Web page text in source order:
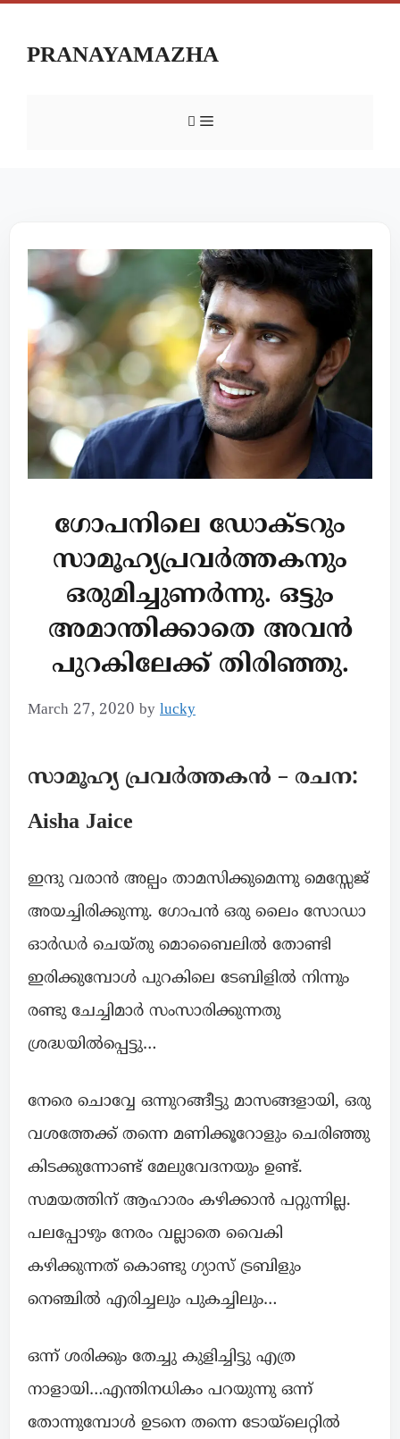
PRANAYAMAZHA
ഗോപനിലെ ഡോക്ടറും
സാമൂഹ്യപ്രവർത്തകനും
ഒരുമിച്ചുണർന്നു. ഒട്ടും
അമാന്തിക്കാതെ അവൻ
പുറകിലേക്ക് തിരിഞ്ഞു.
March 27, 2020 by lucky
സാമൂഹ്യ പ്രവർത്തകൻ – രചന:
Aisha Jaice
ഇന്ദു വരാൻ അല്പം താമസിക്കുമെന്നു മെസ്സേജ്
അയച്ചിരിക്കുന്നു. ഗോപൻ ഒരു ലൈം സോഡാ
ഓർഡർ ചെയ്തു മൊബൈലിൽ തോണ്ടി
ഇരിക്കുമ്പോൾ പുറകിലെ ടേബിളിൽ നിന്നും
രണ്ടു ചേച്ചിമാർ സംസാരിക്കുന്നതു
ശ്രദ്ധയിൽപ്പെട്ടു…
നേരെ ചൊവ്വേ ഒന്നുറങ്ങീട്ടു മാസങ്ങളായി, ഒരു
വശത്തേക്ക് തന്നെ മണിക്കൂറോളും ചെരിഞ്ഞു
കിടക്കുന്നോണ്ട് മേലുവേദനയും ഉണ്ട്.
സമയത്തിന് ആഹാരം കഴിക്കാൻ പറ്റുന്നില്ല.
പലപ്പോഴും നേരം വല്ലാതെ വൈകി
കഴിക്കുന്നത്‌ കൊണ്ടു ഗ്യാസ് ട്രബിളും
നെഞ്ചിൽ എരിച്ചലും പുകച്ചിലും…
ഒന്ന് ശരിക്കും തേച്ചു കുളിച്ചിട്ടു എത്ര
നാളായി…എന്തിനധികം പറയുന്നു ഒന്ന്
തോന്നുമ്പോൾ ഉടനെ തന്നെ ടോയ്‌ലെറ്റിൽ